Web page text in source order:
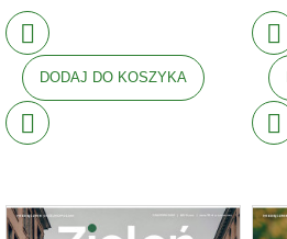
DODAJ DO KOSZYKA